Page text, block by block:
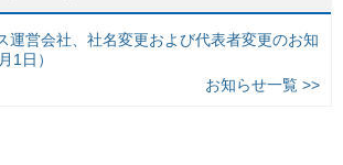
運営会社、社名変更および代表者変更のお知
1日）
お知らせ一覧 >>